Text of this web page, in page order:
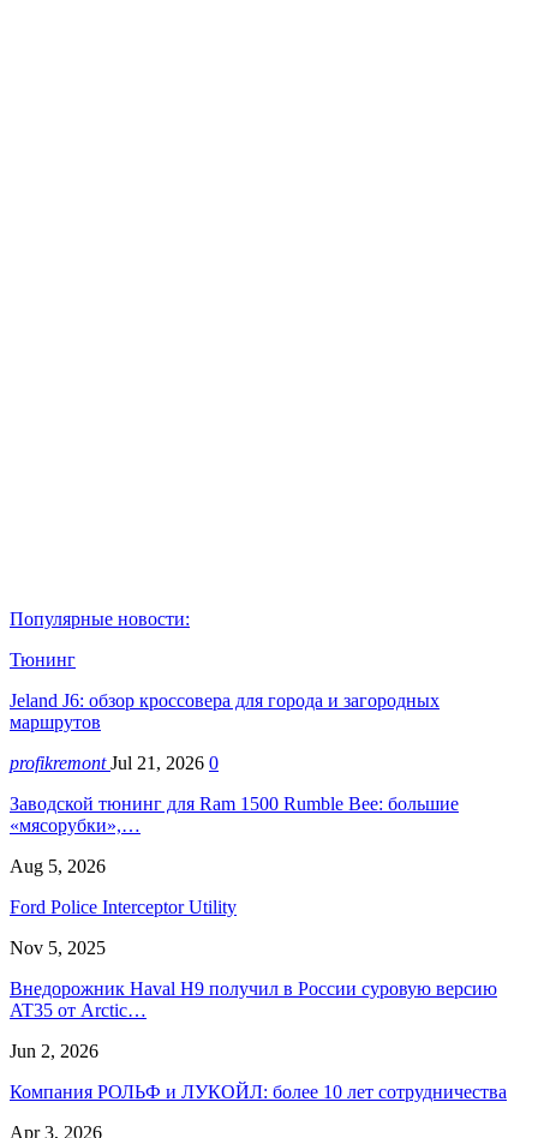
Популярные новости:
Тюнинг
Jeland J6: обзор кроссовера для города и загородных
маршрутов
profikremontJul 21, 2026 0
Заводской тюнинг для Ram 1500 Rumble Bee: большие
«мясорубки»,…
Aug 5, 2026
Ford Police Interceptor Utility
Nov 5, 2025
Внедорожник Haval H9 получил в России суровую версию
AT35 от Arctic…
Jun 2, 2026
Компания РОЛЬФ и ЛУКОЙЛ: более 10 лет сотрудничества
Apr 3, 2026